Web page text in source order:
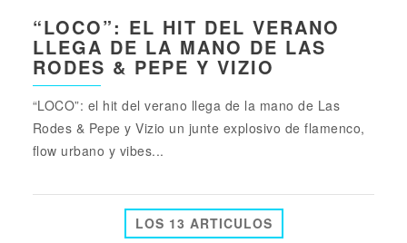
“LOCO”: EL HIT DEL VERANO
LLEGA DE LA MANO DE LAS
RODES & PEPE Y VIZIO
“LOCO”: el hit del verano llega de la mano de Las
Rodes & Pepe y Vizio un junte explosivo de flamenco,
flow urbano y vibes...
LOS 13 ARTICULOS